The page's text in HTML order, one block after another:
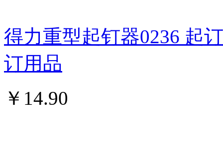
得力重型起钉器0236 起
订用品
￥ 14.90